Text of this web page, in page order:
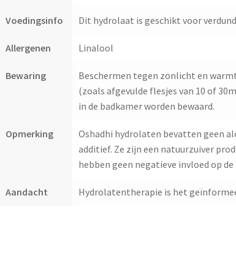
Voedingsinfo Dit hydrolaat is geschikt voor
Allergenen Linalool
Bewaring
Beschermen tegen zonlicht en
(zoals afgevulde flesjes van 10 of
in de badkamer worden bewaard.
Opmerking
Oshadhi hydrolaten bevatten geen
additief. Ze zijn een natuurzuiver
hebben geen negatieve invloed op
Aandacht Hydrolatentherapie is het